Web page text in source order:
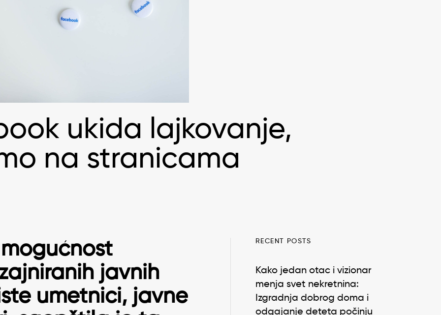
ukida lajkovanje,
na stranicama
javnih
umetnici, javne
RECENT POSTS
Kako jedan otac i vizionar
menja svet nekretnina:
Izgradnja dobrog doma i
odgajanje deteta počinju